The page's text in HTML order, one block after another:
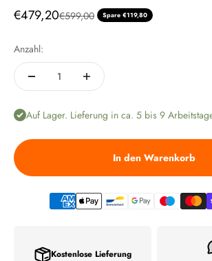
Angebot
€479,20Regulärer Preis
€599,00 Spare €119,80
Anzahl:
Auf Lager. Lieferung in ca. 5 bis 9
In den Warenkorb
Kostenlose Lieferung